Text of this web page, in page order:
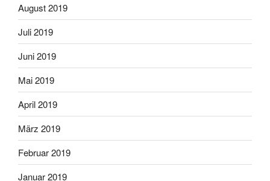
August 2019
Juli 2019
Juni 2019
Mai 2019
April 2019
März 2019
Februar 2019
Januar 2019